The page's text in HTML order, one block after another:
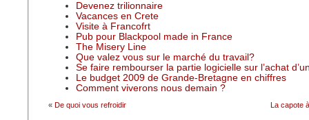
Devenez trilionnaire
Vacances en Crete
Visite à Francofrt
Pub pour Blackpool made in France
The Misery Line
Que valez vous sur le marché du travail?
Se faire rembourser la partie logicielle sur l’achat
Le budget 2009 de Grande-Bretagne en chiffres
Comment viverons nous demain ?
« De quoi vous refroidir La capote